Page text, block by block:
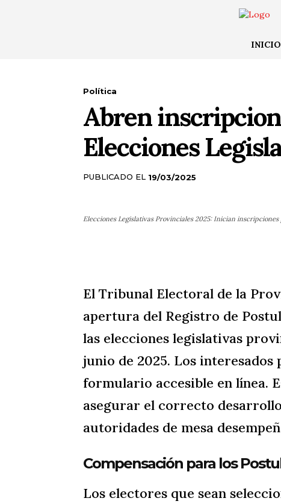
INICIO
Política
Abren
Elecciones
PUBLICADO EL 19/03/2025
Elecciones Legislativas Provinciales 2025: Inician
El Tribunal Electoral de la
apertura del Registro de
las elecciones legislativas
junio de 2025. Los
formulario accesible en línea.
asegurar el correcto
autoridades de mesa
Compensación para los
Los electores que sean